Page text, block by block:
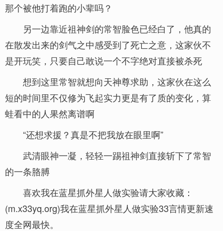
那个被他打着跑的小辈吗？
另一边靠近祖神剑的常智脸色已经白了，他真的
在散发出来的剑气之中感受到了死亡之意，这家伙不
是开玩笑，只要自己敢说一个不字绝对直接被杀死
想到这里常智就想向天神尊求助，这家伙在这么
短的时间里不仅修为飞起实力更是有了质的变化，算
蛙看中的人果然离谱啊
“还想求援？真是不把我放在眼里啊”
武清眼神一凝，轻轻一踢祖神剑直接斩下了常智
的一条胳膊
喜欢我在蓝星抓外星人做实验请大家收藏：
(m.x33yq.org)我在蓝星抓外星人做实验33言情更新速
度全网最快。